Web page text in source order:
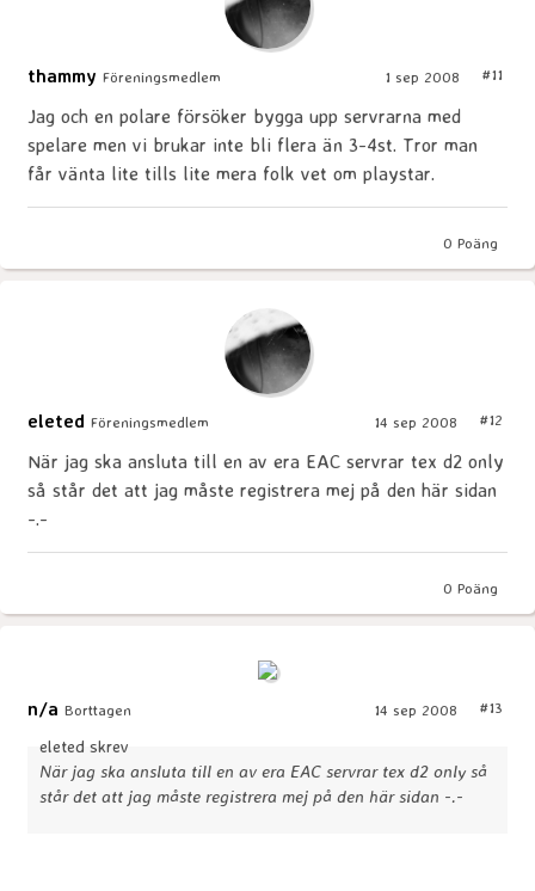
thammy Föreningsmedlem 1 sep 2008 #11
Jag och en polare försöker bygga upp servrarna med
spelare men vi brukar inte bli flera än 3-4st. Tror man
får vänta lite tills lite mera folk vet om playstar.
0 Poäng
eleted Föreningsmedlem 14 sep 2008 #12
När jag ska ansluta till en av era EAC servrar tex d2 only
så står det att jag måste registrera mej på den här sidan
-.-
0 Poäng
n/a Borttagen 14 sep 2008 #13
eleted skrev
När jag ska ansluta till en av era EAC servrar tex d2 only så
står det att jag måste registrera mej på den här sidan -.-